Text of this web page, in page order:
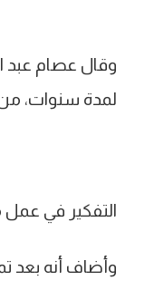
وقال عصام عبد
لمدة سنوات، من تحويش مبلغ 250
التفكير في
وأضاف أنه بعد